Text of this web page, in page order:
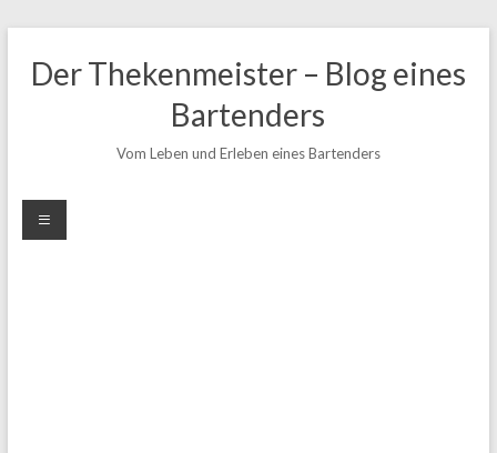
Inhalt
springen
Der Thekenmeister – Blog eines
Bartenders
Vom Leben und Erleben eines Bartenders